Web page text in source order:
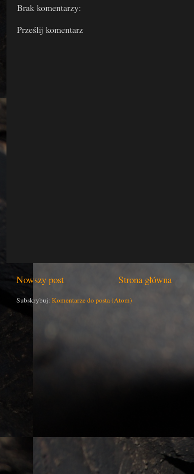
Brak komentarzy:
Prześlij komentarz
Nowszy post Strona główna
Subskrybuj: Komentarze do posta (Atom)